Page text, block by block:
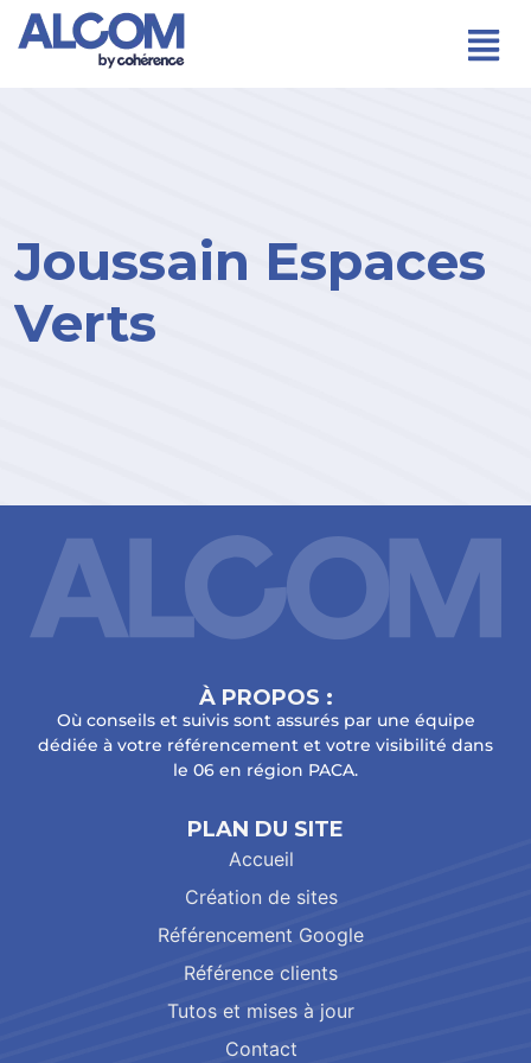
Joussain Espaces
Verts
À PROPOS :
Où conseils et suivis sont assurés par une équipe
dédiée à votre référencement et votre visibilité dans
le 06 en région PACA.
PLAN DU SITE
Accueil
Création de sites
Référencement Google
Référence clients
Tutos et mises à jour
Contact